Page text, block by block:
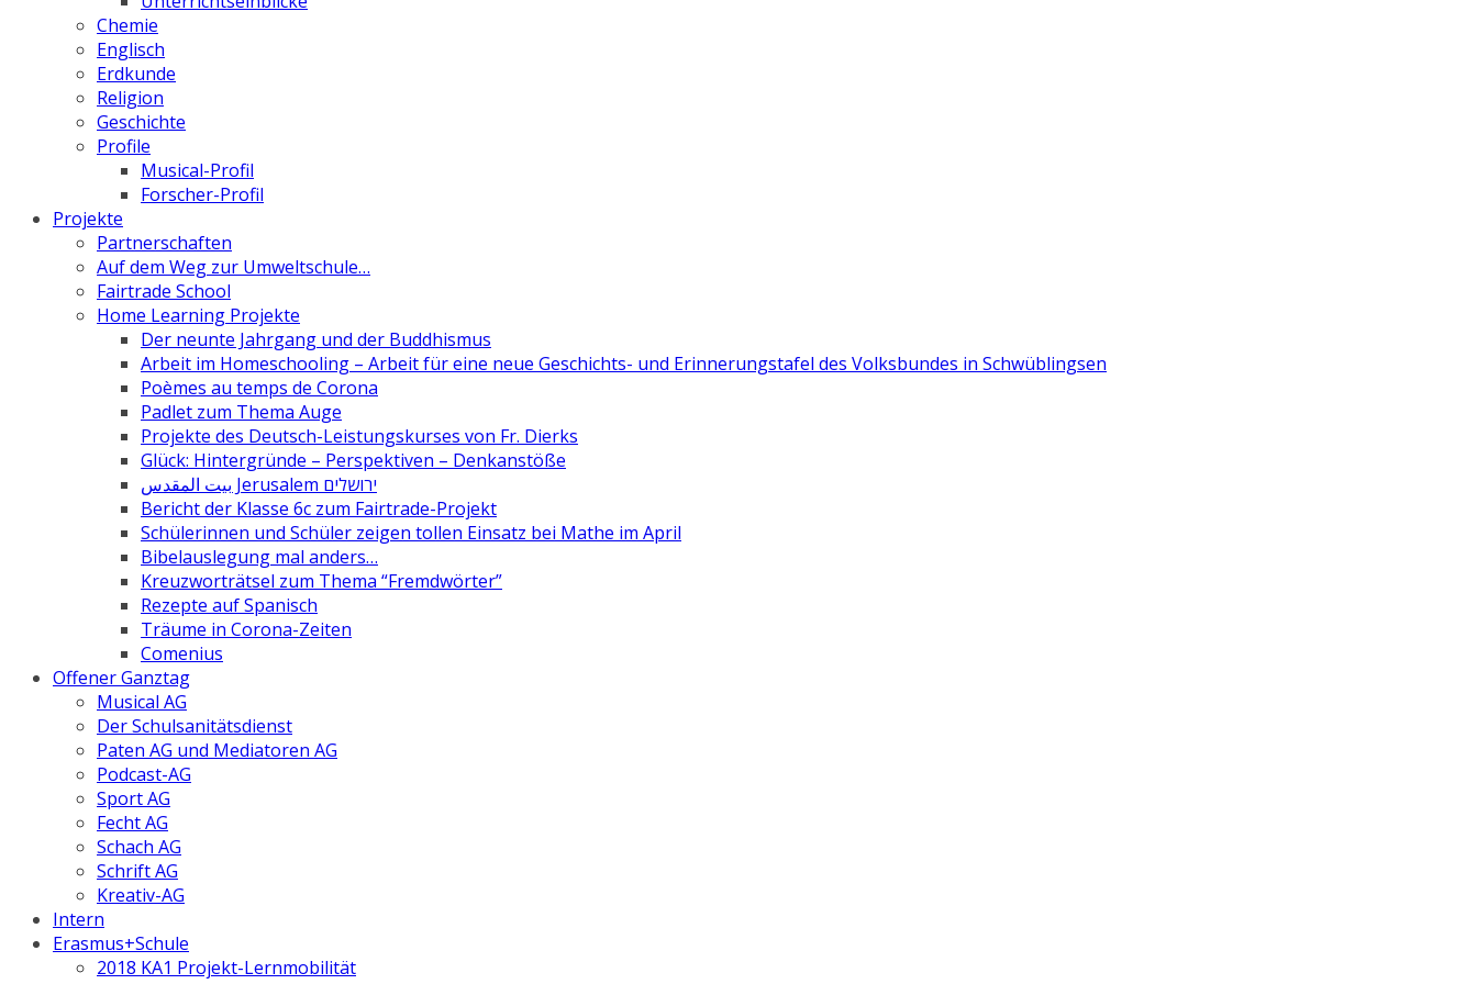
Chemie
Englisch
Erdkunde
Religion
Geschichte
Profile
Musical-Profil
Forscher-Profil
Projekte
Partnerschaften
Auf dem Weg zur Umweltschule…
Fairtrade School
Home Learning Projekte
Der neunte Jahrgang und der Buddhismus
Arbeit im Homeschooling – Arbeit für eine neue Geschichts- und Erinnerungstafel des Volksbundes in Schwüblingsen
Poèmes au temps de Corona
Padlet zum Thema Auge
Projekte des Deutsch-Leistungskurses von Fr. Dierks
Glück: Hintergründe – Perspektiven – Denkanstöße
بيت المقدس Jerusalem ירושלים
Bericht der Klasse 6c zum Fairtrade-Projekt
Schülerinnen und Schüler zeigen tollen Einsatz bei Mathe im April
Bibelauslegung mal anders…
Kreuzworträtsel zum Thema “Fremdwörter”
Rezepte auf Spanisch
Träume in Corona-Zeiten
Comenius
Offener Ganztag
Musical AG
Der Schulsanitätsdienst
Paten AG und Mediatoren AG
Podcast-AG
Sport AG
Fecht AG
Schach AG
Schrift AG
Kreativ-AG
Intern
Erasmus+Schule
2018 KA1 Projekt-Lernmobilität